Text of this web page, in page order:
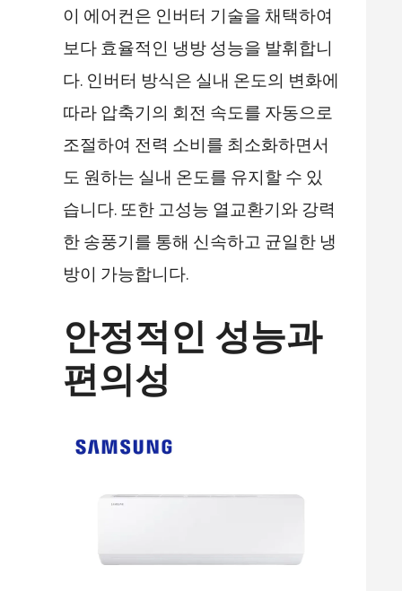
이 에어컨은 인버터 기술을 채택하여
보다 효율적인 냉방 성능을 발휘합니
다. 인버터 방식은 실내 온도의 변화에
따라 압축기의 회전 속도를 자동으로
조절하여 전력 소비를 최소화하면서
도 원하는 실내 온도를 유지할 수 있
습니다. 또한 고성능 열교환기와 강력
한 송풍기를 통해 신속하고 균일한 냉
방이 가능합니다.
안정적인 성능과
편의성